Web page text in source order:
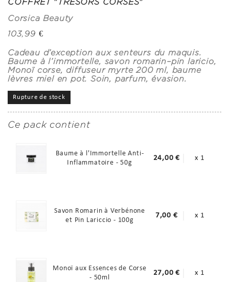
Corsica Beauty
103,99 €
Cadeau d’exception aux senteurs du maquis.
Baume à l’immortelle, savon romarin–pin laricio,
Monoï corse, diffuseur myrte 200 ml, baume
lèvres miel en pot. Soin, parfum, évasion.
Rupture de stock
Ce pack contient
Baume à l'Immortelle Anti-
Inflammatoire - 50g
24,00 € x 1
Savon Romarin à Verbénone
et Pin Lariccio - 100g
7,00 € x 1
Monoï aux Essences de Corse
- 50ml
27,00 € x 1